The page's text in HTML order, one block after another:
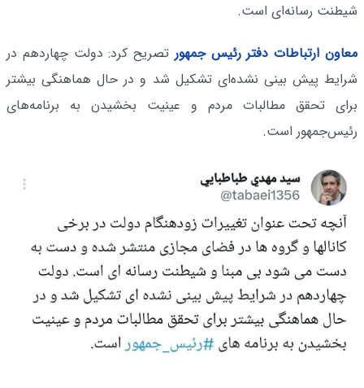
شیطنت رسانه‌ای است.
معاون ارتباطات دفتر رئیس جمهورتصریح کرد: دولت چهاردهم در
شرایط پیش بینی نشده‌ای تشکیل شد و در حال هماهنگی بیشتر
برای تحقق مطالبات مردم و عینیت بخشیدن به برنامه‌های